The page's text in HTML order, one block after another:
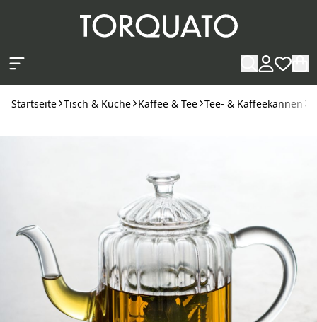
Startseite Tisch & Küche Kaffee & Tee Tee- & Kaffeekannen